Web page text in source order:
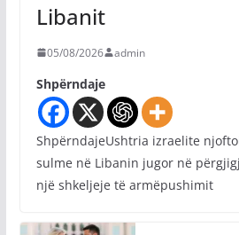
Libanit
05/08/2026 admin
Shpërndaje
ShpërndajeUshtria izraelite
sulme në Libanin jugor në
një shkeljeje të armëpushimit